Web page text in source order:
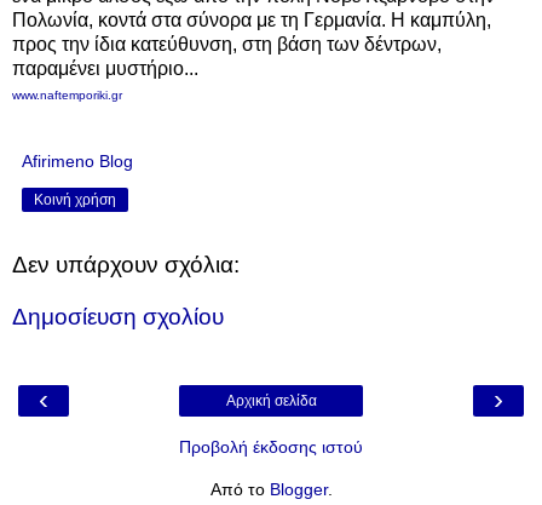
Πολωνία, κοντά στα σύνορα με τη Γερμανία. Η καμπύλη,
προς την ίδια κατεύθυνση, στη βάση των δέντρων,
παραμένει μυστήριο...
www.naftemporiki.gr
Afirimeno Blog
Κοινή χρήση
Δεν υπάρχουν σχόλια:
Δημοσίευση σχολίου
‹ ›
Αρχική σελίδα
Προβολή έκδοσης ιστού
Από το Blogger.